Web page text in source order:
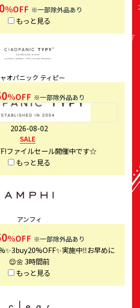
％OFF ※一部除外品あり
もっと見る
オパニック ティピー
%OFF ※一部除外品あり
2026-08-02
SALE
ファイルセール開催中です☆
もっと見る
アンフィ
%OFF ※一部除外品あり
実施中‼️お早めに
😌🌼3時間前
もっと見る